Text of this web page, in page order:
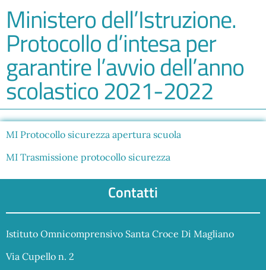
Ministero dell’Istruzione.
Protocollo d’intesa per
garantire l’avvio dell’anno
scolastico 2021-2022
MI Protocollo sicurezza apertura scuola
MI Trasmissione protocollo sicurezza
Contatti
Istituto Omnicomprensivo Santa Croce Di Magliano
Via Cupello n. 2